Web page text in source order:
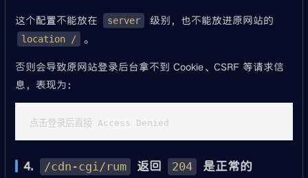
这个配置不能放在 server 级别，也不能放进原网站的
location / 。
否则会导致原网站登录后台拿不到 Cookie、CSRF 等请求信
息，表现为：
4. /cdn-cgi/rum 返回 204 是正常的